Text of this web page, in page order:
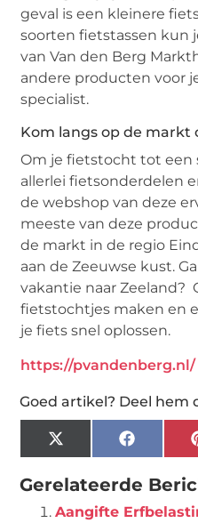
geval is een kleinere
soorten fietstassen kun
van Van den Berg
andere producten voor
specialist.
Kom langs op de markt
Om je fietstocht tot een
allerlei fietsonderdelen
de webshop van deze
meeste van deze
de markt in de regio
aan de Zeeuwse kust.
vakantie naar Zeeland?
fietstochtjes maken en
je fiets snel oplossen.
https://pvandenberg.nl/
Goed artikel? Deel hem
X
(Twitter)
Gerelateerde
Aangifte